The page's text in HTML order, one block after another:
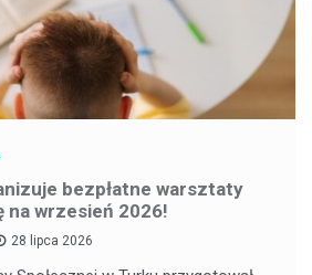
bezpłatne warsztaty
na wrzesień 2026!
28 lipca 2026